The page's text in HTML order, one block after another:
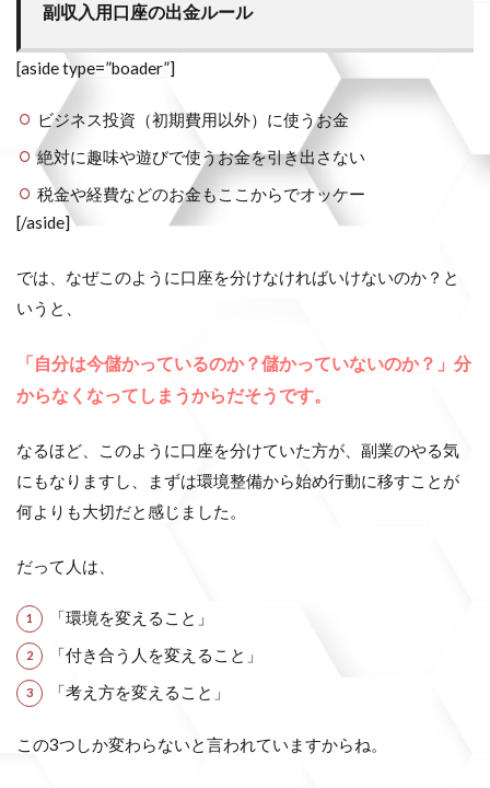
副収入用口座の出金ルール
[aside type=”boader”]
ビジネス投資（初期費用以外）に使うお金
絶対に趣味や遊びで使うお金を引き出さない
税金や経費などのお金もここからでオッケー
[/aside]
では、なぜこのように口座を分けなければいけないのか？と
いうと、
「自分は今儲かっているのか？儲かっていないのか？」分
からなくなってしまうからだそうです。
なるほど、このように口座を分けていた方が、副業のやる気
にもなりますし、まずは環境整備から始め行動に移すことが
何よりも大切だと感じました。
だって人は、
「環境を変えること」
「付き合う人を変えること」
「考え方を変えること」
この3つしか変わらないと言われていますからね。